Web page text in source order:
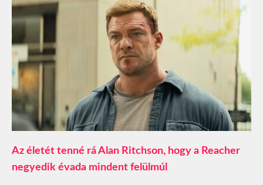
Az életét tenné rá Alan Ritchson, hogy a Reacher
negyedik évada mindent felülmúl